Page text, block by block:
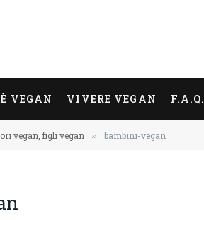
VEGAN VIVERE VEGAN F.A.Q.
vegan, figli vegan » bambini-vegan